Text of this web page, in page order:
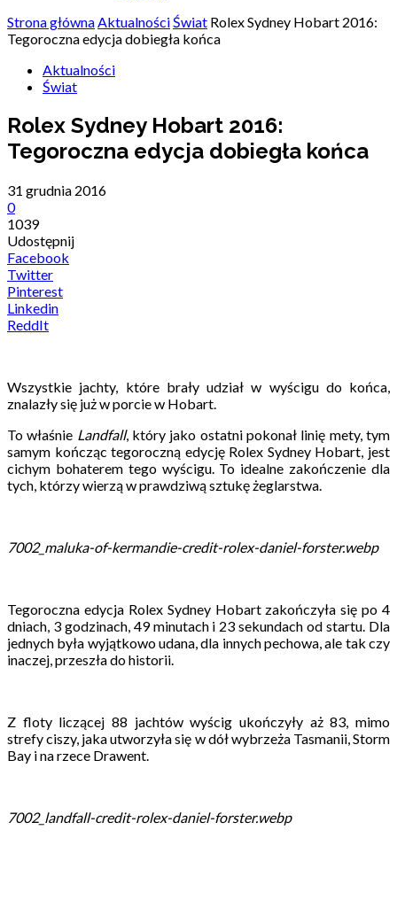
Strona głównaAktualnościŚwiat Rolex Sydney Hobart 2016:
Tegoroczna edycja dobiegła końca
Aktualności
Świat
Rolex Sydney Hobart 2016:
Tegoroczna edycja dobiegła końca
31 grudnia 2016
0
1039
Udostępnij
Facebook
Twitter
Pinterest
Linkedin
ReddIt
Wszystkie jachty, które brały udział w wyścigu do końca,
znalazły się już w porcie w Hobart.
To właśnie Landfall, który jako ostatni pokonał linię mety, tym
samym kończąc tegoroczną edycję Rolex Sydney Hobart, jest
cichym bohaterem tego wyścigu. To idealne zakończenie dla
tych, którzy wierzą w prawdziwą sztukę żeglarstwa.
7002_maluka-of-kermandie-credit-rolex-daniel-forster.webp
Tegoroczna edycja Rolex Sydney Hobart zakończyła się po 4
dniach, 3 godzinach, 49 minutach i 23 sekundach od startu. Dla
jednych była wyjątkowo udana, dla innych pechowa, ale tak czy
inaczej, przeszła do historii.
Z floty liczącej 88 jachtów wyścig ukończyły aż 83, mimo
strefy ciszy, jaka utworzyła się w dół wybrzeża Tasmanii, Storm
Bay i na rzece Drawent.
7002_landfall-credit-rolex-daniel-forster.webp